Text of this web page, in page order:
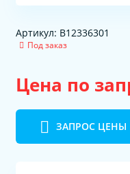
Артикул: B12336301
Под заказ
Цена по
ЗАПРОС ЦЕНЫ